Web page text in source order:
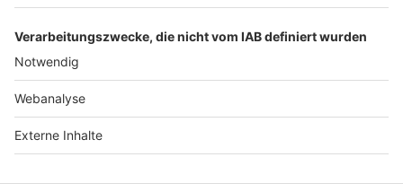
Nutzungsbedingungen Datenschutz Impressum